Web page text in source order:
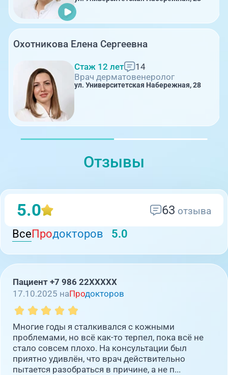
Охотникова Елена Сергеевна
Стаж 12 лет
14
Врач дерматовенеролог
ул. Университетская Набережная, 28
Отзывы
5.0 63 отзыва
Все Продокторов 5.0
Пациент +7 986 22XXXXX
17.10.2025 наПродокторов
Многие годы я сталкивался с кожными
проблемами, но всё как-то терпел, пока всё не
стало совсем плохо. На консультации был
приятно удивлён, что врач действительно
пытается разобраться в причине, а не п...